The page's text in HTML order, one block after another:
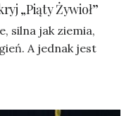
„Piąty Żywioł”
silna jak ziemia,
A jednak jest